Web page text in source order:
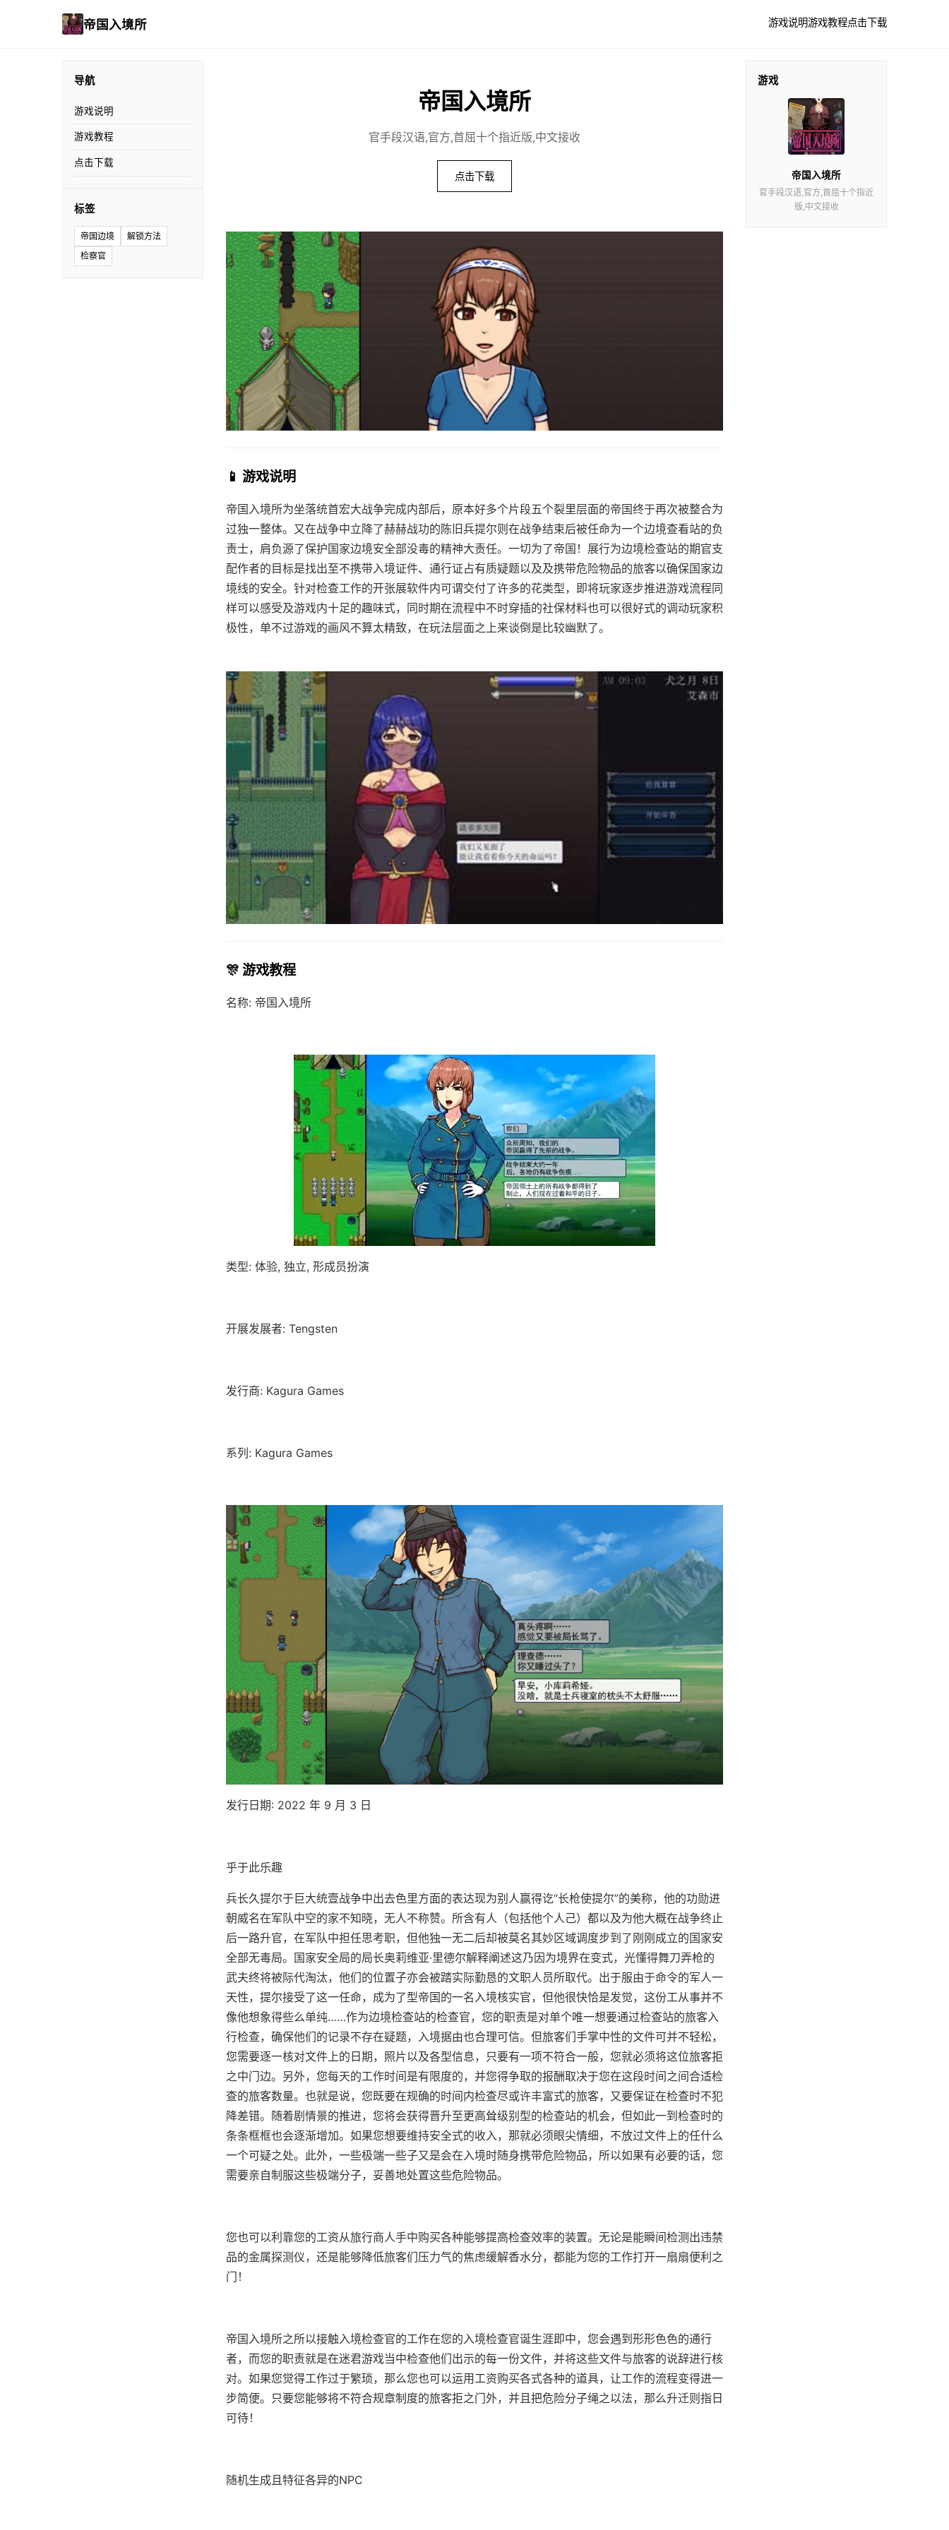
帝国入境所 游戏说明游戏教程点击下载
导航
游戏说明
游戏教程
点击下载
标签
帝国边境
解锁方法
检察官
帝国入境所
官手段汉语,官方,首屈十个指近版,中文接收
点击下载
📱 游戏说明
帝国入境所为坐落统首宏大战争完成内部后，原本好多个片段五个裂里层面的帝国终于再次被整合为
过独一整体。又在战争中立降了赫赫战功的陈旧兵提尔则在战争结束后被任命为一个边境查看站的负
责士，肩负源了保护国家边境安全部没毒的精神大责任。一切为了帝国！展行为边境检查站的期官支
配作者的目标是找出至不携带入境证件、通行证占有质疑题以及及携带危险物品的旅客以确保国家边
境线的安全。针对检查工作的开张展软件内可谓交付了许多的花类型，即将玩家逐步推进游戏流程同
样可以感受及游戏内十足的趣味式，同时期在流程中不时穿插的社保材料也可以很好式的调动玩家积
极性，单不过游戏的画风不算太精致，在玩法层面之上来谈倒是比较幽默了。
🎊 游戏教程
名称: 帝国入境所
类型: 体验, 独立, 形成员扮演
开展发展者: Tengsten
发行商: Kagura Games
系列: Kagura Games
发行日期: 2022 年 9 月 3 日
乎于此乐趣
兵长久提尔于巨大统壹战争中出去色里方面的表达现为别人赢得讫“长枪使提尔”的美称，他的功勋进
朝威名在军队中空的家不知晓，无人不称赞。所含有人（包括他个人己）都以及为他大概在战争终止
后一路升官，在军队中担任思考职，但他独一无二后却被莫名其妙区域调度步到了刚刚成立的国家安
全部无毒局。国家安全局的局长奥莉维亚·里德尔解释阐述这乃因为境界在变式，光懂得舞刀弄枪的
武夫终将被际代淘汰，他们的位置子亦会被踏实际勤恳的文职人员所取代。出于服由于命令的军人一
天性，提尔接受了这一任命，成为了型帝国的一名入境核实官，但他很快恰是发觉，这份工从事并不
像他想象得些么单纯……作为边境检查站的检查官，您的职责是对单个唯一想要通过检查站的旅客入
行检查，确保他们的记录不存在疑题，入境据由也合理可信。但旅客们手掌中性的文件可并不轻松，
您需要逐一核对文件上的日期，照片以及各型信息，只要有一项不符合一般，您就必须将这位旅客拒
之中门边。另外，您每天的工作时间是有限度的，并您得争取的报酬取决于您在这段时间之间合适检
查的旅客数量。也就是说，您既要在规确的时间内检查尽或许丰富式的旅客，又要保证在检查时不犯
降差错。随着剧情景的推进，您将会获得晋升至更高耸级别型的检查站的机会，但如此一到检查时的
条条框框也会逐渐增加。如果您想要维持安全式的收入，那就必须眼尖情细，不放过文件上的任什么
一个可疑之处。此外，一些极端一些子又是会在入境时随身携带危险物品，所以如果有必要的话，您
需要亲自制服这些极端分子，妥善地处置这些危险物品。
您也可以利靠您的工资从旅行商人手中购买各种能够提高检查效率的装置。无论是能瞬间检测出违禁
品的金属探测仪，还是能够降低旅客们压力气的焦虑缓解香水分，都能为您的工作打开一扇扇便利之
门！
帝国入境所之所以接触入境检查官的工作在您的入境检查官诞生涯即中，您会遇到形形色色的通行
者，而您的职责就是在迷君游戏当中检查他们出示的每一份文件，并将这些文件与旅客的说辞进行核
对。如果您觉得工作过于繁琐，那么您也可以运用工资购买各式各种的道具，让工作的流程变得进一
步简便。只要您能够将不符合规章制度的旅客拒之门外，并且把危险分子绳之以法，那么升迁则指日
可待！
随机生成且特征各异的NPC
游戏
帝国入境所
官手段汉语,官方,首屈十个指近
版,中文接收